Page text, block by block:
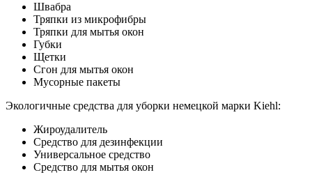
Швабра
Тряпки из микрофибры
Тряпки для мытья окон
Губки
Щетки
Сгон для мытья окон
Мусорные пакеты
Экологичные средства для уборки немецкой марки Kiehl:
Жироудалитель
Средство для дезинфекции
Универсальное средство
Средство для мытья окон